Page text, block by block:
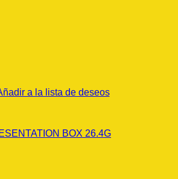
a la lista de deseos
BOX 26.4G